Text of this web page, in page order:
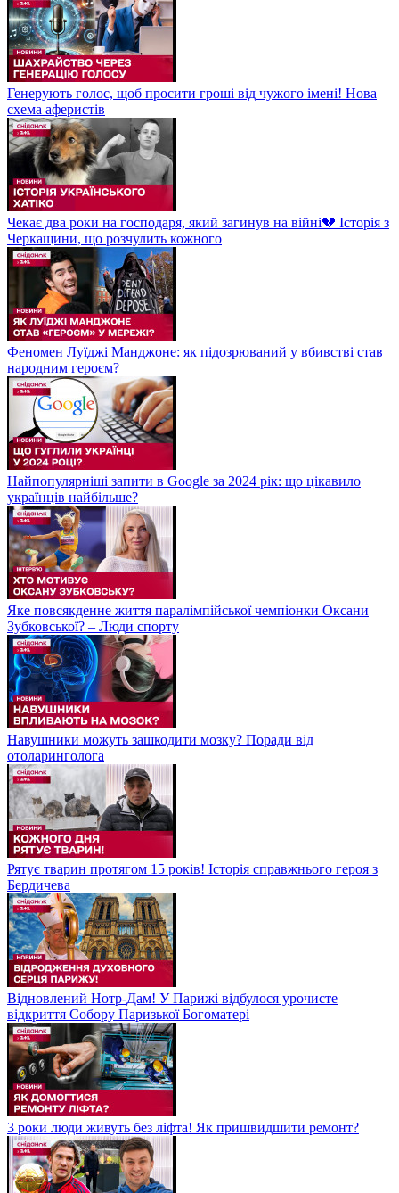
Генерують голос, щоб просити гроші від чужого імені! Нова
схема аферистів
Чекає два роки на господаря, який загинув на війні💔 Історія з
Черкащини, що розчулить кожного
Феномен Луїджі Манджоне: як підозрюваний у вбивстві став
народним героєм?
Найпопулярніші запити в Google за 2024 рік: що цікавило
українців найбільше?
Яке повсякденне життя паралімпійської чемпіонки Оксани
Зубковської? – Люди спорту
Навушники можуть зашкодити мозку? Поради від
отоларинголога
Рятує тварин протягом 15 років! Історія справжнього героя з
Бердичева
Відновлений Нотр-Дам! У Парижі відбулося урочисте
відкриття Собору Паризької Богоматері
3 роки люди живуть без ліфта! Як пришвидшити ремонт?